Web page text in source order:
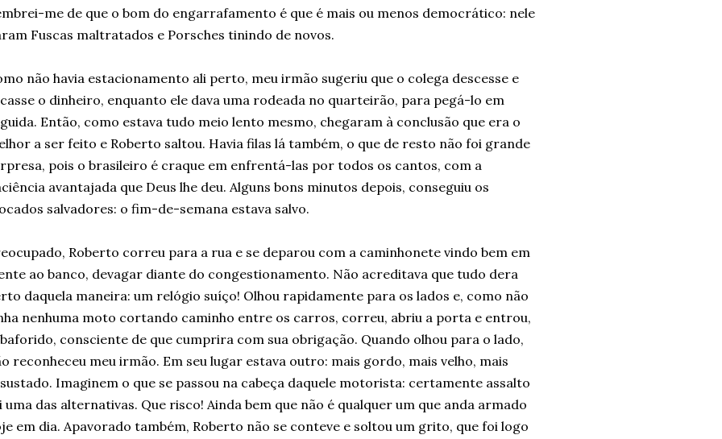
me de que o bom do engarrafamento é que é mais ou menos democrático: nele
Fuscas maltratados e Porsches tinindo de novos.
não havia estacionamento ali perto, meu irmão sugeriu que o colega descesse e
o dinheiro, enquanto ele dava uma rodeada no quarteirão, para pegá-lo em
Então, como estava tudo meio lento mesmo, chegaram à conclusão que era o
a ser feito e Roberto saltou. Havia filas lá também, o que de resto não foi grande
pois o brasileiro é craque em enfrentá-las por todos os cantos, com a
avantajada que Deus lhe deu. Alguns bons minutos depois, conseguiu os
salvadores: o fim-de-semana estava salvo.
Roberto correu para a rua e se deparou com a caminhonete vindo bem em
ao banco, devagar diante do congestionamento. Não acreditava que tudo dera
daquela maneira: um relógio suíço! Olhou rapidamente para os lados e, como não
nenhuma moto cortando caminho entre os carros, correu, abriu a porta e entrou,
consciente de que cumprira com sua obrigação. Quando olhou para o lado,
reconheceu meu irmão. Em seu lugar estava outro: mais gordo, mais velho, mais
Imaginem o que se passou na cabeça daquele motorista: certamente assalto
uma das alternativas. Que risco! Ainda bem que não é qualquer um que anda armado
em dia. Apavorado também, Roberto não se conteve e soltou um grito, que foi logo